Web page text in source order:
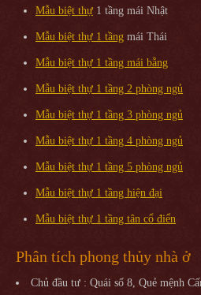
Mẫu biệt thự 1 tầng mái Nhật
Mẫu biệt thự 1 tầng mái Thái
Mẫu biệt thự 1 tầng mái bằng
Mẫu biệt thự 1 tầng 2 phòng ngủ
Mẫu biệt thự 1 tầng 3 phòng ngủ
Mẫu biệt thự 1 tầng 4 phòng ngủ
Mẫu biệt thự 1 tầng 5 phòng ngủ
Mẫu biệt thự 1 tầng hiện đại
Mẫu biệt thự 1 tầng tân cổ điển
Phân tích phong thủy nhà ở
Chủ đầu tư : Quái số 8, Quẻ mệnh